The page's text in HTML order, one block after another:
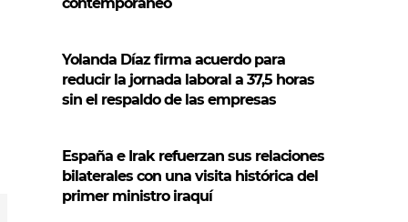
Yolanda Díaz firma acuerdo para
reducir la jornada laboral a 37,5 horas
sin el respaldo de las empresas
España e Irak refuerzan sus relaciones
bilaterales con una visita histórica del
primer ministro iraquí